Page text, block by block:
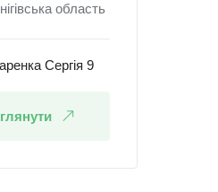
область
Сергія 9